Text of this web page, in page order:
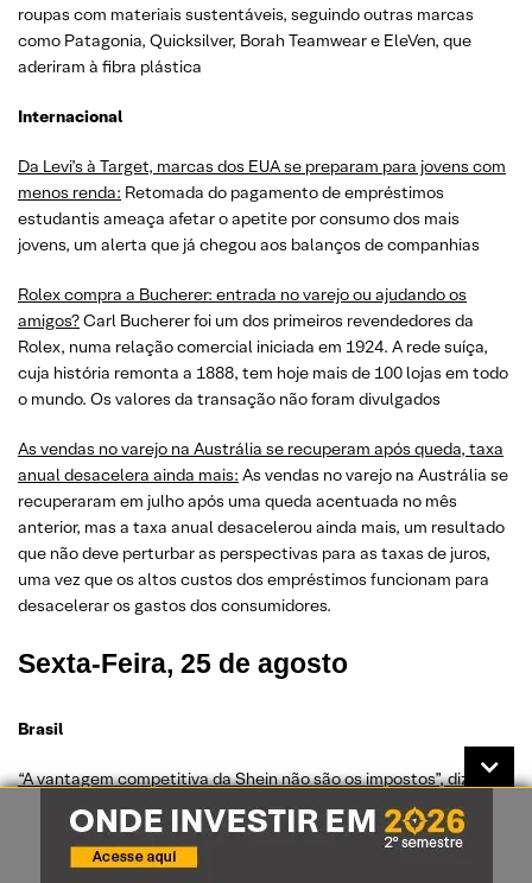
roupas com materiais sustentáveis, seguindo outras marcas
como Patagonia, Quicksilver, Borah Teamwear e EleVen, que
aderiram à fibra plástica
Internacional
Da Levi’s à Target, marcas dos EUA se preparam para jovens com
menos renda: Retomada do pagamento de empréstimos
estudantis ameaça afetar o apetite por consumo dos mais
jovens, um alerta que já chegou aos balanços de companhias
Rolex compra a Bucherer: entrada no varejo ou ajudando os
amigos?Carl Bucherer foi um dos primeiros revendedores da
Rolex, numa relação comercial iniciada em 1924. A rede suíça,
cuja história remonta a 1888, tem hoje mais de 100 lojas em todo
o mundo. Os valores da transação não foram divulgados
As vendas no varejo na Austrália se recuperam após queda, taxa
anual desacelera ainda mais: As vendas no varejo na Austrália se
recuperaram em julho após uma queda acentuada no mês
anterior, mas a taxa anual desacelerou ainda mais, um resultado
que não deve perturbar as perspectivas para as taxas de juros,
uma vez que os altos custos dos empréstimos funcionam para
desacelerar os gastos dos consumidores.
Sexta-Feira, 25 de agosto
Brasil
“A vantagem competitiva da Shein não são os impostos”, diz
Marcelo Claure: Claure diz que os custos adicionais de operar no
Brasil podem ser compensados pela eficiência em algumas áreas,
como a logística. Um dos exemplos é o fato de o Brasil ser um dos